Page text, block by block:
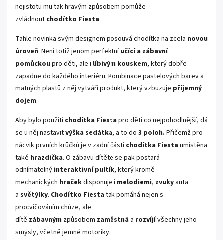
nejistotu mu tak hravým způsobem pomůže
zvládnout chodítko Fiesta.
Tahle novinka svým designem posouvá chodítka na zcela novou
úroveň. Není totiž jenom perfektní učící a zábavní
pomůckou pro děti, ale i líbivým kouskem, který dobře
zapadne do každého interiéru. Kombinace pastelových barev a
matných plastů z něj vytváří produkt, který vzbuzuje příjemný
dojem.
Aby bylo použití chodítka Fiesta pro děti co nejpohodlnější, dá
se u něj nastavitvýška sedátka, a to do 3 poloh. Přičemž pro
nácvik prvních krůčků je v zadní části chodítka Fiesta umístěna
také hrazdička. O zábavu dítěte se pak postará
odnímatelný interaktivní pultík, který kromě
mechanických hračekdisponuje i melodiemi, zvuky auta
a světýlky. Chodítko Fiesta tak pomáhá nejen s
procvičováním chůze, ale
dítě zábavným způsobem zaměstná a rozvíjívšechny jeho
smysly, včetně jemné motoriky.